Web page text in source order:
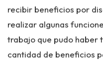
recibir beneficios por
realizar algunas
trabajo que pudo haber
cantidad de beneficios